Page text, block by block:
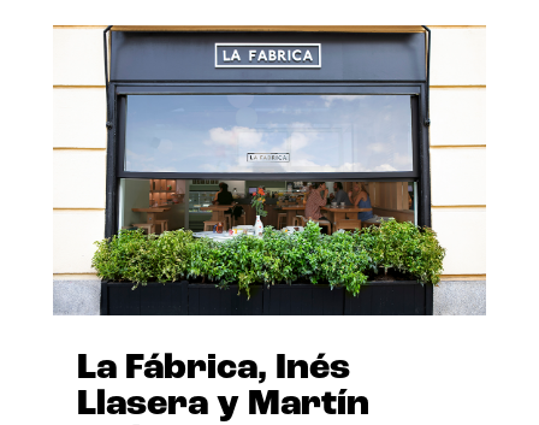
La Fábrica, Inés
Llasera y Martín